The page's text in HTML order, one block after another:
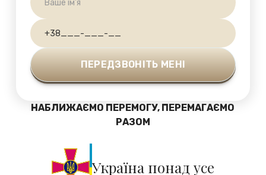
НАБЛИЖАЄМО ПЕРЕМОГУ, ПЕРЕМАГАЄМО
РАЗОМ
Україна понад усе